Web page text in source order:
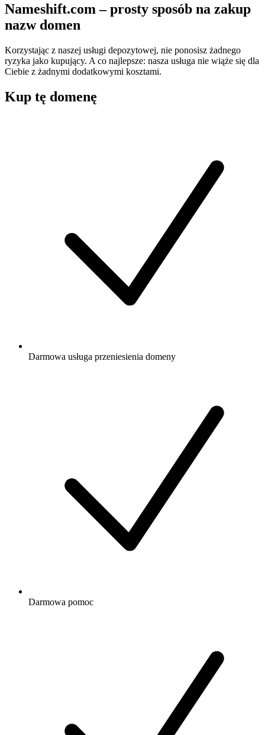
Nameshift.com – prosty sposób na zakup
nazw domen
Korzystając z naszej usługi depozytowej, nie ponosisz żadnego
ryzyka jako kupujący. A co najlepsze: nasza usługa nie wiąże się dla
Ciebie z żadnymi dodatkowymi kosztami.
Kup tę domenę
Darmowa usługa przeniesienia domeny
Darmowa pomoc